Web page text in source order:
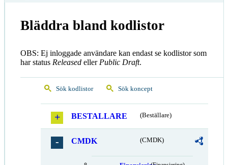
Bläddra bland kodlistor
OBS: Ej inloggade användare kan endast se kodlistor som
har status Released eller Public Draft.
Sök kodlistor Sök koncept
BESTALLARE (Beställare)
CMDK (CMDK)